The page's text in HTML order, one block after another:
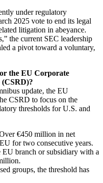
under regulatory
2025 vote to end its legal
litigation in abeyance.
the current SEC leadership
a pivot toward a voluntary,
the EU Corporate
update, the EU
CSRD to focus on the
thresholds for U.S. and
€450 million in net
for two consecutive years.
EU branch or subsidiary with a
groups, the threshold has